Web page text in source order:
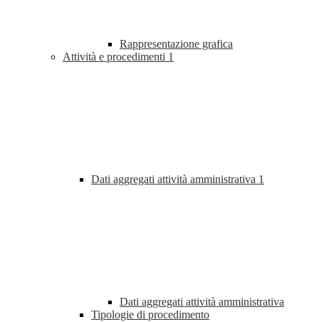
Rappresentazione grafica
Attività e procedimenti 1
Dati aggregati attività amministrativa 1
Dati aggregati attività amministrativa
Tipologie di procedimento